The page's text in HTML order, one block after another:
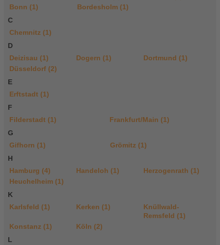
Bonn (1)
Bordesholm (1)
C
Chemnitz (1)
D
Deizisau (1)
Dogern (1)
Dortmund (1)
Düsseldorf (2)
E
Erftstadt (1)
F
Filderstadt (1)
Frankfurt/Main (1)
G
Gifhorn (1)
Grömitz (1)
H
Hamburg (4)
Handeloh (1)
Herzogenrath (1)
Heuchelheim (1)
K
Karlsfeld (1)
Kerken (1)
Knüllwald-
Remsfeld (1)
Konstanz (1)
Köln (2)
L